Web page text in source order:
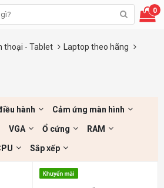
0
thoại - Tablet Laptop theo hãng
hành Cảm ứng màn hình
VGA Ổ cứng RAM
Sắp xếp